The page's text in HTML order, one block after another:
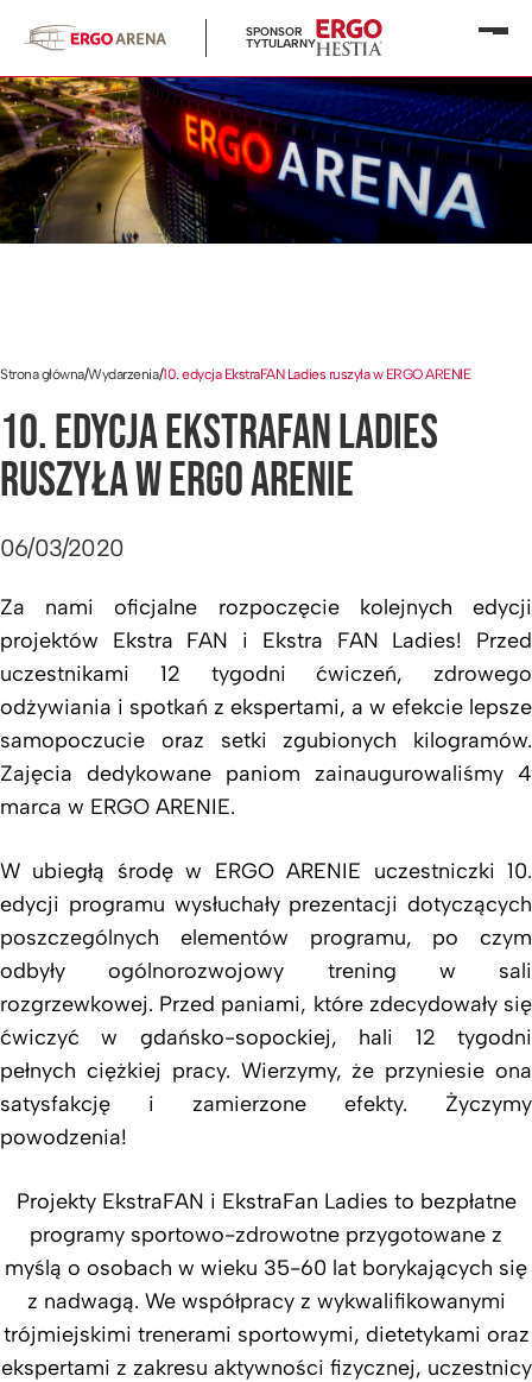
SPONSOR
TYTULARNY
Strona główna/Wydarzenia/10. edycja EkstraFAN Ladies ruszyła w ERGO ARENIE
10. EDYCJA EKSTRAFAN LADIES
RUSZYŁA W ERGO ARENIE
06/03/2020
Za nami oficjalne rozpoczęcie kolejnych edycji
projektów Ekstra FAN i Ekstra FAN Ladies! Przed
uczestnikami 12 tygodni ćwiczeń, zdrowego
odżywiania i spotkań z ekspertami, a w efekcie lepsze
samopoczucie oraz setki zgubionych kilogramów.
Zajęcia dedykowane paniom zainaugurowaliśmy 4
marca w ERGO ARENIE.
W ubiegłą środę w ERGO ARENIE uczestniczki 10.
edycji programu wysłuchały prezentacji dotyczących
poszczególnych elementów programu, po czym
odbyły ogólnorozwojowy trening w sali
rozgrzewkowej. Przed paniami, które zdecydowały się
ćwiczyć w gdańsko-sopockiej, hali 12 tygodni
pełnych ciężkiej pracy. Wierzymy, że przyniesie ona
satysfakcję i zamierzone efekty. Życzymy
powodzenia!
Projekty EkstraFAN i EkstraFan Ladies to bezpłatne
programy sportowo-zdrowotne przygotowane z
myślą o osobach w wieku 35-60 lat borykających się
z nadwagą. We współpracy z wykwalifikowanymi
trójmiejskimi trenerami sportowymi, dietetykami oraz
ekspertami z zakresu aktywności fizycznej, uczestnicy